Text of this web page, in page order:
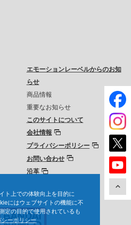
ト上での体験向上を目的に
にはウェブサイトの機能に不
定の目的で使用されているも
シーポリシー
エモーションレーベルからのお知
らせ
商品情報
重要なお知らせ
このサイトについて
会社情報
プライバシーポリシー
お問い合わせ
沿革